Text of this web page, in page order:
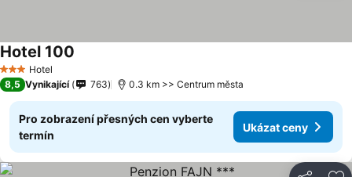
3 Počet hvězdiček
Hotel
Hotel 100
8,5 Vynikající 763 0.3 km >> Centrum města
Pro zobrazení přesných cen vyberte
termín
Ukázat ceny